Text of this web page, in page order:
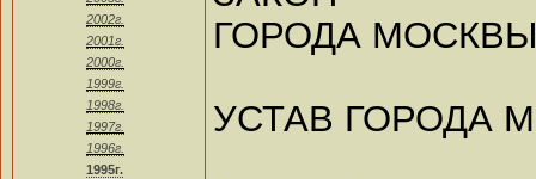
2002г.
2001г.
2000г.
1999г.
1998г.
1997г.
1996г.
1995г.
ГОРОДА МОСКВЫ
УСТАВ ГОРОДА